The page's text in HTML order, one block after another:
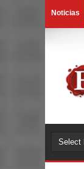
Noticias